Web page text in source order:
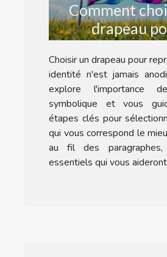
Comment
drapeau
représenter
identité?
Choisir un drapeau pour
identité n'est jamais
explore l'importance
symbolique et vous
étapes clés pour
qui vous correspond le
au fil des
essentiels qui vous